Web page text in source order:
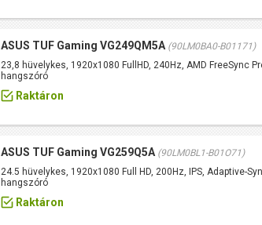
ASUS TUF Gaming VG249QM5A (90LM0BA0-B01171)
23,8 hüvelykes, 1920x1080 FullHD, 240Hz, AMD FreeSync
hangszóró
Raktáron
ASUS TUF Gaming VG259Q5A (90LM0BL1-B01O71)
24.5 hüvelykes, 1920x1080 Full HD, 200Hz, IPS, Adaptive-
hangszóró
Raktáron